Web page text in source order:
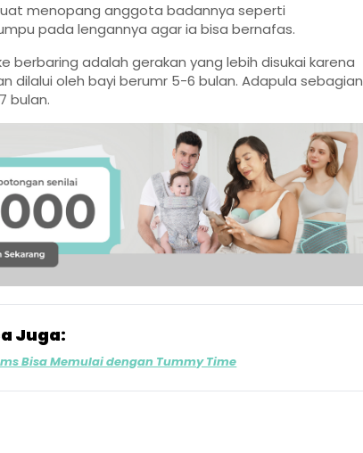
menopang anggota badannya seperti
pada lengannya agar ia bisa bernafas.
berbaring adalah gerakan yang lebih disukai karena
dilalui oleh bayi berumr 5-6 bulan. Adapula sebagian
bulan.
Juga:
Bisa Memulai dengan Tummy Time